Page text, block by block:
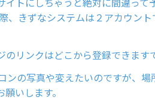
、きずなシステムは２アカウン
リンクはどこから登録できます
ンの写真や変えたいのですが、
いします。